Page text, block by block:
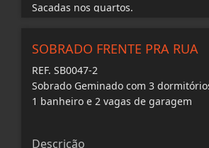
Sacadas nos quartos.
banheiro
lavabo
Esquadrias em alumínio
Corrimão todo em vidro
SOBRADO FRENTE PRA RUA
REF. SB0047-2
Sobrado Geminado com 3
1 banheiro e 2 vagas de garagem
Descrição